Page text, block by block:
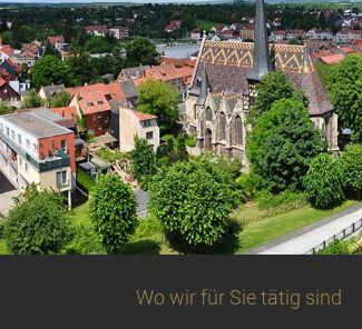
Wo wir für Sie tätig sind